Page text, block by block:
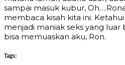
sampai masuk kubur,
membaca kisah kita ini.
menjadi maniak seks yang luar
bisa memuaskan aku, Ron.
Tags: